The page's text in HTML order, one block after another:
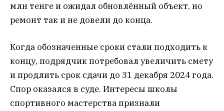
млн тенге и ожидал обновлённый объект, но
ремонт так и не довели до конца.
Когда обозначенные сроки стали подходить к
концу, подрядчик потребовал увеличить смету
и продлить срок сдачи до 31 декабря 2024 года.
Спор оказался в суде. Интересы школы
спортивного мастерства признали